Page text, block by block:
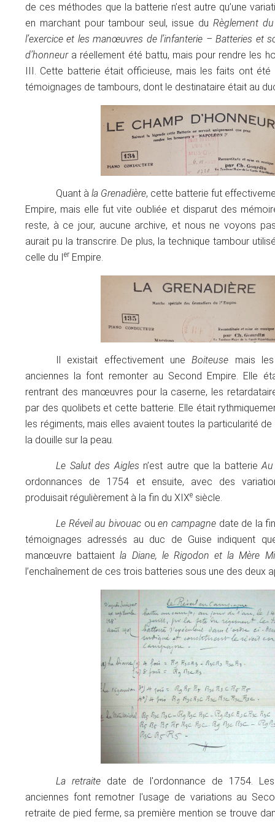
de ces méthodes que la batterie n’est autre qu’une
en marchant pour tambour seul, issue du Règlement
l’exercice et les manœuvres de l’infanterie – Batteries et
d’honneura réellement été battu, mais pour rendre les
III. Cette batterie était officieuse, mais les faits ont été
témoignages de tambours, dont le destinataire était au
Quant à la Grenadière, cette batterie fut
Empire, mais elle fut vite oubliée et disparut des
reste, à ce jour, aucune archive, et nous ne voyons
aurait pu la transcrire. De plus, la technique tambour
celle du Ier Empire.
Il existait effectivement uneBoiteuse mais
anciennes la font remonter au Second Empire. Elle
rentrant des manœuvres pour la caserne, les
par des quolibets et cette batterie. Elle était
les régiments, mais elles avaient toutes la particularité
la douille sur la peau.
Le Salut des Aigles n’est autre que la batterie
ordonnances de 1754 et ensuite, avec des
produisait régulièrement à la fin du XIXe siècle.
Le Réveil au bivouacouen campagnedate de la
témoignages adressés au duc de Guise indiquent
manœuvre battaientla Diane, le Rigodon et la Mère
l’enchaînement de ces trois batteries sous une des deux
La retraite date de l'ordonnance de 1754.
anciennes font remotner l'usage de variations au
retraite de pied ferme, sa première mention se trouve